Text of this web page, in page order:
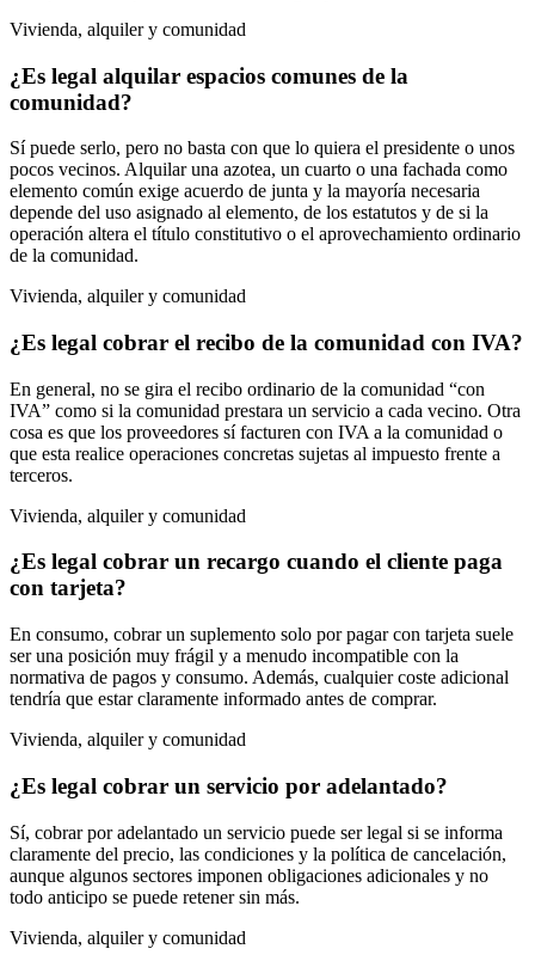
Vivienda, alquiler y comunidad
¿Es legal alquilar espacios comunes de la
comunidad?
Sí puede serlo, pero no basta con que lo quiera el presidente o unos
pocos vecinos. Alquilar una azotea, un cuarto o una fachada como
elemento común exige acuerdo de junta y la mayoría necesaria
depende del uso asignado al elemento, de los estatutos y de si la
operación altera el título constitutivo o el aprovechamiento ordinario
de la comunidad.
Vivienda, alquiler y comunidad
¿Es legal cobrar el recibo de la comunidad con IVA?
En general, no se gira el recibo ordinario de la comunidad “con
IVA” como si la comunidad prestara un servicio a cada vecino. Otra
cosa es que los proveedores sí facturen con IVA a la comunidad o
que esta realice operaciones concretas sujetas al impuesto frente a
terceros.
Vivienda, alquiler y comunidad
¿Es legal cobrar un recargo cuando el cliente paga
con tarjeta?
En consumo, cobrar un suplemento solo por pagar con tarjeta suele
ser una posición muy frágil y a menudo incompatible con la
normativa de pagos y consumo. Además, cualquier coste adicional
tendría que estar claramente informado antes de comprar.
Vivienda, alquiler y comunidad
¿Es legal cobrar un servicio por adelantado?
Sí, cobrar por adelantado un servicio puede ser legal si se informa
claramente del precio, las condiciones y la política de cancelación,
aunque algunos sectores imponen obligaciones adicionales y no
todo anticipo se puede retener sin más.
Vivienda, alquiler y comunidad